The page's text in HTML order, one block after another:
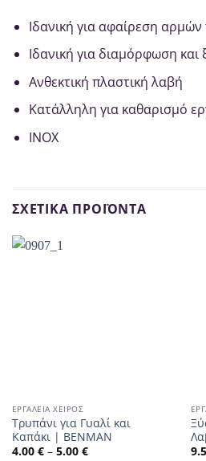
Ιδανική για αφαίρεση αρμών
Ιδανική για διαμόρφωση και
Ανθεκτική πλαστική λαβή
Κατάλληλη για καθαρισμό
INOX
ΣΧΕΤΙΚΆ ΠΡΟΪΌΝΤΑ
ΕΡΓΑΛΕΊΑ ΧΕΙΡΌΣ
Τρυπάνι για Γυαλί και
Καπάκι | BENMAN
4.00 €– 5.00 €